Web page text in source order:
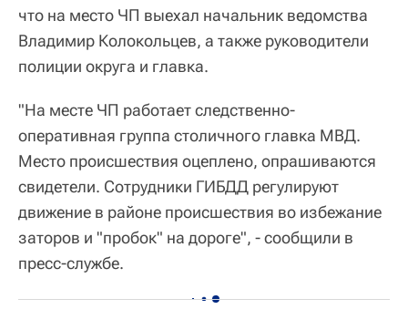
что на место ЧП выехал начальник ведомства
Владимир Колокольцев, а также руководители
полиции округа и главка.
"На месте ЧП работает следственно-
оперативная группа столичного главка МВД.
Место происшествия оцеплено, опрашиваются
свидетели. Сотрудники ГИБДД регулируют
движение в районе происшествия во избежание
заторов и "пробок" на дороге", - сообщили в
пресс-службе.